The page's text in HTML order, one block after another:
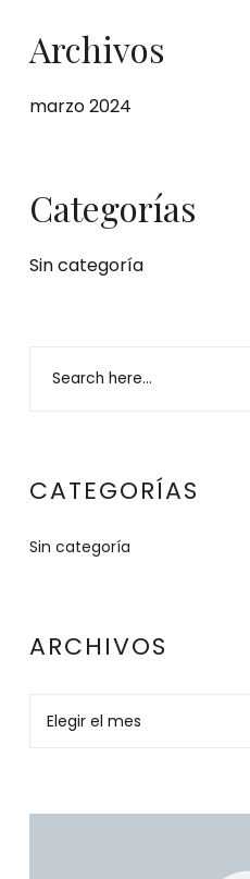
Archivos
marzo 2024
Categorías
Sin categoría
CATEGORÍAS
Sin categoría
ARCHIVOS